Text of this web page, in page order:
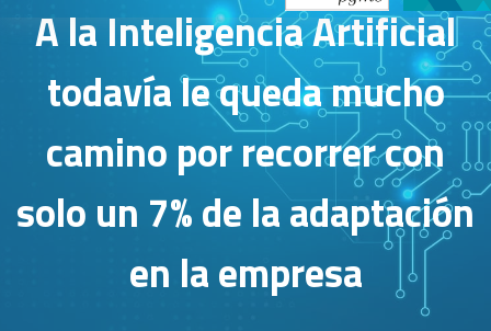
A la Inteligencia Artificial
todavía le queda mucho
camino por recorrer con
solo un 7% de la adaptación
en la empresa